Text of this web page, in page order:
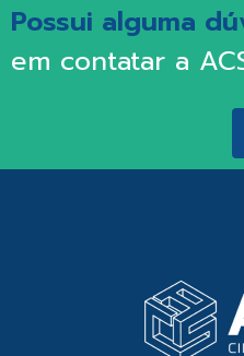
Possui alguma
em contatar a